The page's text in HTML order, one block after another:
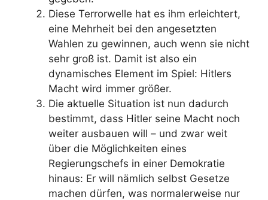
Diese Terrorwelle hat es ihm erleichtert,
eine Mehrheit bei den angesetzten
Wahlen zu gewinnen, auch wenn sie nicht
sehr groß ist. Damit ist also ein
dynamisches Element im Spiel: Hitlers
Macht wird immer größer.
Die aktuelle Situation ist nun dadurch
bestimmt, dass Hitler seine Macht noch
weiter ausbauen will – und zwar weit
über die Möglichkeiten eines
Regierungschefs in einer Demokratie
hinaus: Er will nämlich selbst Gesetze
machen dürfen, was normalerweise nur